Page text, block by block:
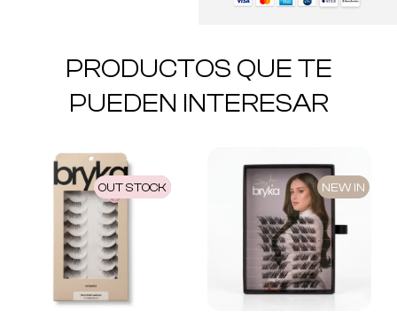
PRODUCTOS QUE TE
PUEDEN INTERESAR
NEW IN
OUT STOCK NEW IN